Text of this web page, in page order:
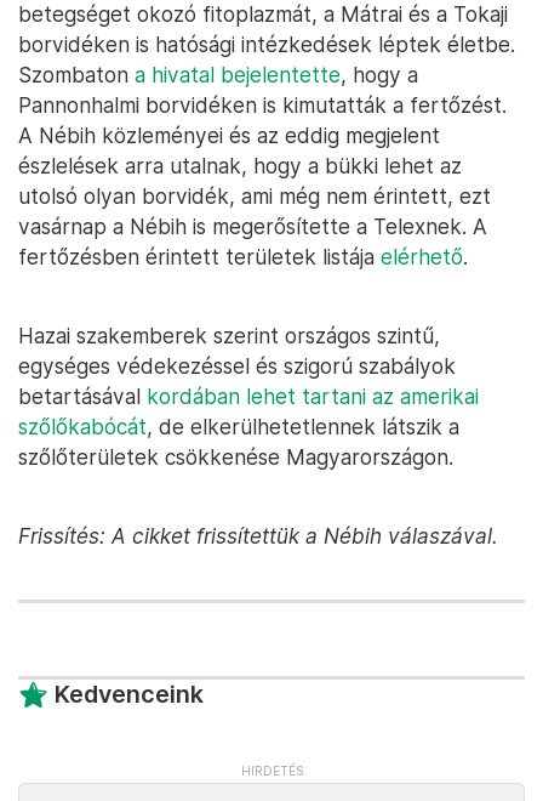
betegséget okozó fitoplazmát, a Mátrai és a Tokaji
borvidéken is hatósági intézkedések léptek életbe.
Szombaton a hivatal bejelentette, hogy a
Pannonhalmi borvidéken is kimutatták a fertőzést.
A Nébih közleményei és az eddig megjelent
észlelések arra utalnak, hogy a bükki lehet az
utolsó olyan borvidék, ami még nem érintett, ezt
vasárnap a Nébih is megerősítette a Telexnek. A
fertőzésben érintett területek listája elérhető.
Hazai szakemberek szerint országos szintű,
egységes védekezéssel és szigorú szabályok
betartásával kordában lehet tartani az amerikai
szőlőkabócát, de elkerülhetetlennek látszik a
szőlőterületek csökkenése Magyarországon.
Frissítés: A cikket frissítettük a Nébih válaszával.
Kedvenceink